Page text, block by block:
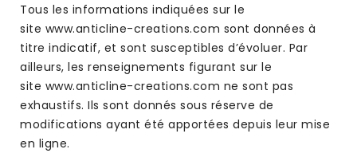
Tous les informations indiquées sur le
site www.anticline-creations.com sont données à
titre indicatif, et sont susceptibles d’évoluer. Par
ailleurs, les renseignements figurant sur le
site www.anticline-creations.com ne sont pas
exhaustifs. Ils sont donnés sous réserve de
modifications ayant été apportées depuis leur mise
en ligne.